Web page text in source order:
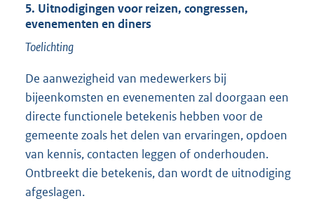
5. Uitnodigingen voor reizen, congressen,
evenementen en diners
Toelichting
De aanwezigheid van medewerkers bij
bijeenkomsten en evenementen zal doorgaan een
directe functionele betekenis hebben voor de
gemeente zoals het delen van ervaringen, opdoen
van kennis, contacten leggen of onderhouden.
Ontbreekt die betekenis, dan wordt de uitnodiging
afgeslagen.